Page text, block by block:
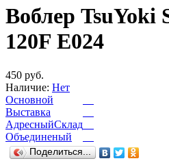
Воблер TsuYoki
120F E024​​​​​​​
450 руб.
Наличие: Нет
Основной
Выставка
АдресныйСклад
Объединеный
Поделиться...